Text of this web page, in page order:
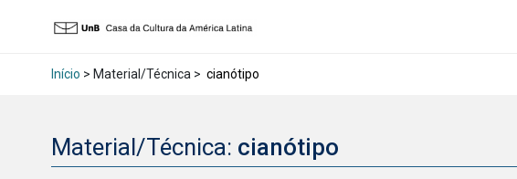
Início > Material/Técnica > cianótipo
Material/Técnica: cianótipo